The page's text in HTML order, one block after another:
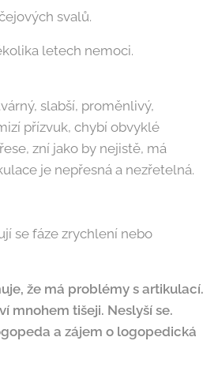
svalů.
letech nemoci.
slabší, proměnlivý,
přízvuk, chybí obvyklé
zní jako by nejistě, má
je nepřesná a nezřetelná.
se fáze zrychlení nebo
že má problémy s artikulací.
mnohem tišeji. Neslyší se.
a zájem o logopedická